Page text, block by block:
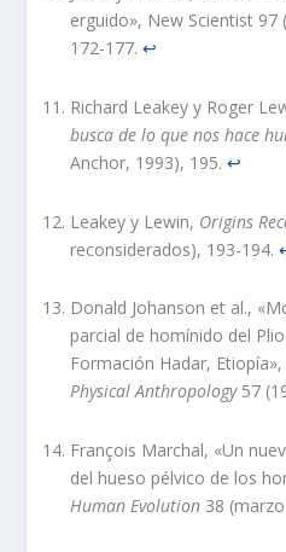
erguido», New Scientist 97
172-177.↩︎
Richard Leakey y Roger
busca de lo que nos hace
Anchor, 1993), 195.↩︎
Leakey y Lewin, Origins
reconsiderados), 193-194.
Donald Johanson et al.,
parcial de homínido del
Formación Hadar,
Physical Anthropology57
François Marchal, «Un
del hueso pélvico de los
Human Evolution 38